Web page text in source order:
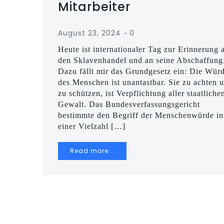
Mitarbeiter
August 23, 2024 - 0
Heute ist internationaler Tag zur Erinnerung
den Sklavenhandel und an seine Abschaffung.
Dazu fällt mir das Grundgesetz ein: Die
des Menschen ist unantastbar. Sie zu achten
zu schützen, ist Verpflichtung aller staatlichen
Gewalt. Das Bundesverfassungsgericht
bestimmte den Begriff der Menschenwürde in
einer Vielzahl […]
Read more...